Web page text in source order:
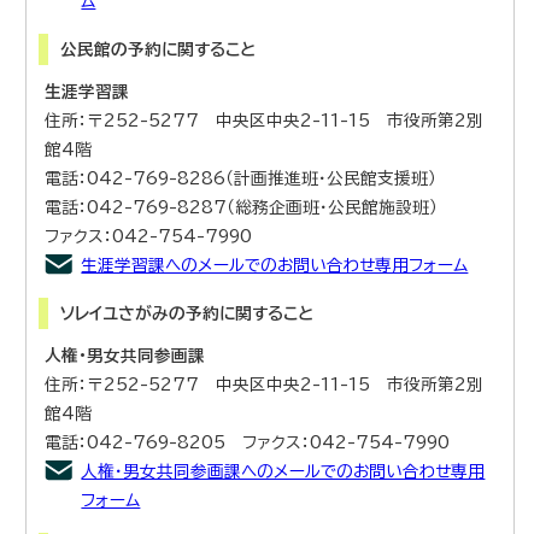
公民館の予約に関すること
生涯学習課
住所：〒252-5277 中央区中央2-11-15 市役所第2別
館4階
電話：042-769-8286（計画推進班・公民館支援班）
電話：042-769-8287（総務企画班・公民館施設班）
ファクス：042-754-7990
生涯学習課へのメールでのお問い合わせ専用フォーム
ソレイユさがみの予約に関すること
人権・男女共同参画課
住所：〒252-5277 中央区中央2-11-15 市役所第2別
館4階
電話：042-769-8205 ファクス：042-754-7990
人権・男女共同参画課へのメールでのお問い合わせ専用
フォーム